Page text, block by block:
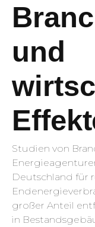
und
Studien von
Deutschland für
großer Anteil
in